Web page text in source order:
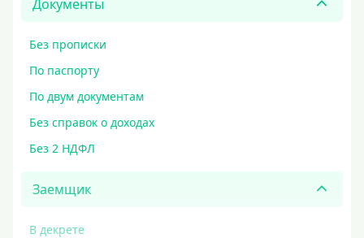
Документы
Без прописки
По паспорту
По двум документам
Без справок о доходах
Без 2 НДФЛ
Заемщик
В декрете